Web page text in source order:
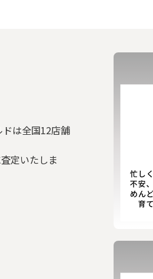
は全国12店舗
定いたしま